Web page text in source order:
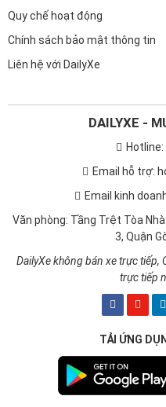
Quy chế hoạt động
Chính sách bảo mật thông tin
Liên hệ với DailyXe
DAILYXE -
Email hỗ trợ:
Email kinh
Văn phòng: Tầng Trệt Tòa
3, Quận
DailyXe không bán xe trực tiếp,
trực tiếp
TẢI ỨNG